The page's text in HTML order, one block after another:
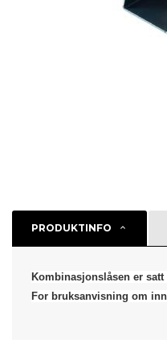
PRODUKTINFO
Kombinasjonslåsen er satt
For bruksanvisning om